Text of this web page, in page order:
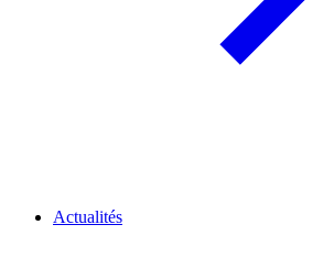
Actualités